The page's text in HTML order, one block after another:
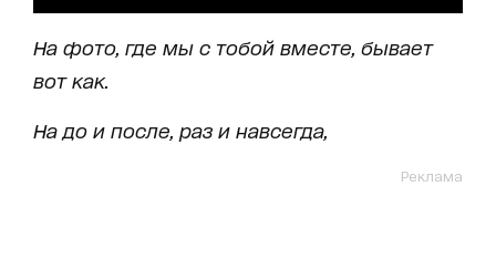
На фото, где мы с тобой вместе, бывает
вот как.
На до и после, раз и навсегда,
Реклама